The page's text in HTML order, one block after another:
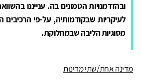
ובהזדמנויות הטמונים בה. ענייננו
לעיקריות שבקודמותיה, על-פי
מסוגיות הליבה שבמחלוקת.
מדינה אחת/שתי מדינות